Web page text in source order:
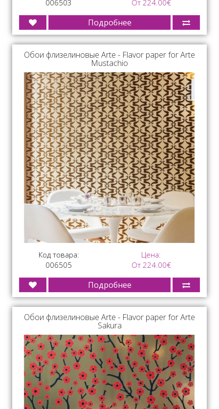
006503 От 224.00€
Подробнее
Обои флизелиновые Arte - Flavor paper for Arte
Mustachio
Код товара:
006505
Цена:
От 224.00€
Подробнее
Обои флизелиновые Arte - Flavor paper for Arte
Sakura